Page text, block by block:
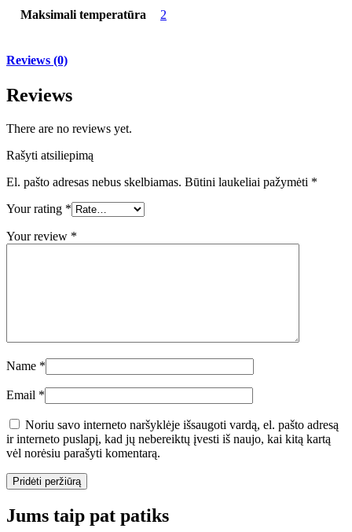
Maksimali temperatūra 2
Reviews (0)
Reviews
There are no reviews yet.
Rašyti atsiliepimą
El. pašto adresas nebus skelbiamas. Būtini laukeliai pažymėti *
Your rating *
Your review *
Name *
Email *
Noriu savo interneto naršyklėje išsaugoti vardą, el. pašto adresą
ir interneto puslapį, kad jų nebereiktų įvesti iš naujo, kai kitą kartą
vėl norėsiu parašyti komentarą.
Jums taip pat patiks